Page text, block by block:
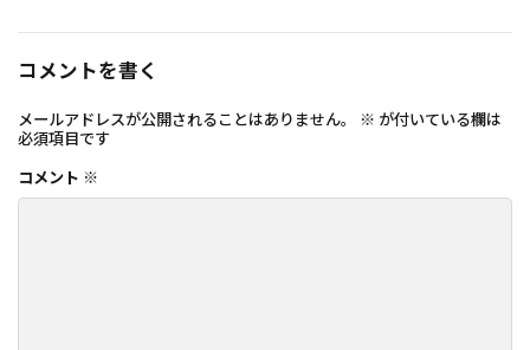
コメントを書く
メールアドレスが公開されることはありません。 ※ が付いている欄は
必須項目です
コメント ※